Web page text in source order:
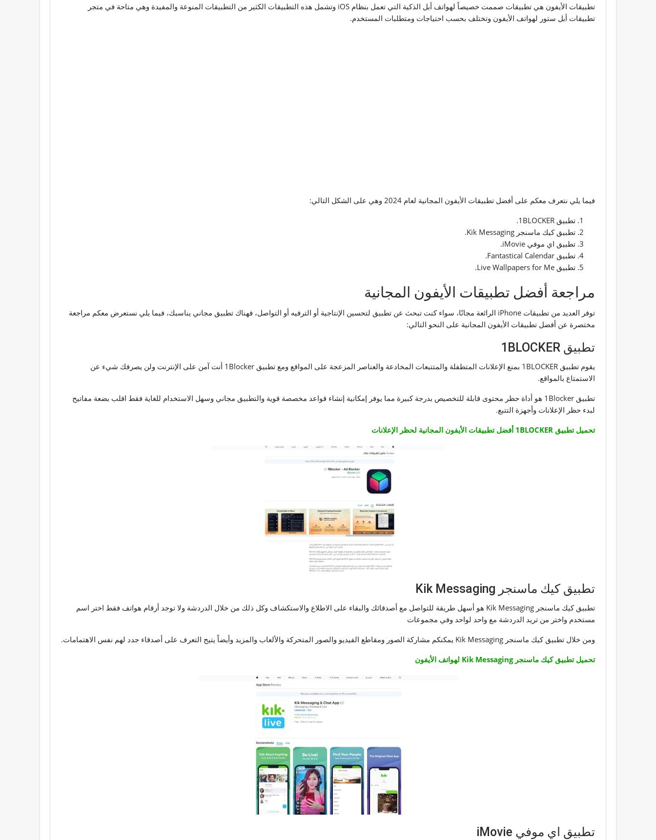
تطبيقات الأيفون هي تطبيقات صممت خصيصاً لهواتف أبل الذكية التي تعمل بنظام iOS وتشمل هذه التطبيقات الكثير من التطبيقات المنوعة والمفيدة وهي متاحة في متجر
تطبيقات أبل ستور لهواتف الأيفون وتختلف بحسب احتياجات ومتطلبات المستخدم.
فيما يلي نتعرف معكم على أفضل تطبيقات الأيفون المجانية لعام 2024 وهي على الشكل التالي:
تطبيق 1BLOCKER.
تطبيق كيك ماسنجر Kik Messaging.
تطبيق اي موفي iMovie.
تطبيق Fantastical Calendar.
تطبيق Live Wallpapers for Me.
مراجعة أفضل تطبيقات الأيفون المجانية
توفر العديد من تطبيقات iPhone الرائعة مجانًا، سواء كنت تبحث عن تطبيق لتحسين الإنتاجية أو الترفيه أو التواصل، فهناك تطبيق مجاني يناسبك، فيما يلي نستعرض معكم مراجعة
مختصرة عن أفضل تطبيقات الأيفون المجانية على النحو التالي:
تطبيق 1BLOCKER
يقوم تطبيق 1BLOCKER بمنع الإعلانات المتطفلة والمتتبعات المخادعة والعناصر المزعجة على المواقع ومع تطبيق 1Blocker أنت آمن على الإنترنت ولن يصرفك شيء عن
الاستمتاع بالمواقع.
تطبيق 1Blocker هو أداة حظر محتوى قابلة للتخصيص بدرجة كبيرة مما يوفر إمكانية إنشاء قواعد مخصصة قوية والتطبيق مجاني وسهل الاستخدام للغاية فقط اقلب بضعة مفاتيح
لبدء حظر الإعلانات وأجهزة التتبع.
تحميل تطبيق 1BLOCKER أفضل تطبيقات الأيفون المجانية لحظر الإعلانات
تطبيق كيك ماسنجر Kik Messaging
تطبيق كيك ماسنجر Kik Messaging هو أسهل طريقة للتواصل مع أصدقائك والبقاء على الاطلاع والاستكشاف وكل ذلك من خلال الدردشة ولا توجد أرقام هواتف فقط اختر اسم
مستخدم واختر من تريد الدردشة مع واحد لواحد وفي مجموعات
ومن خلال تطبيق كيك ماسنجر Kik Messaging يمكنكم مشاركة الصور ومقاطع الفيديو والصور المتحركة والألعاب والمزيد وأيضاً يتيح التعرف على أصدقاء جدد لهم نفس الاهتمامات.
تحميل تطبيق كيك ماسنجر Kik Messaging لهواتف الأيفون
تطبيق اي موفي iMovie